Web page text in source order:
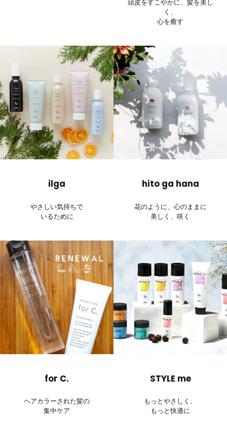
頭皮をすこやかに、髪を美し
く、
心を癒す
ilga
やさしい気持ちで
いるために
hito ga hana
花のように、心のままに
美しく、咲く
for C.
ヘアカラーされた髪の
集中ケア
STYLE me
もっとやさしく、
もっと快適に